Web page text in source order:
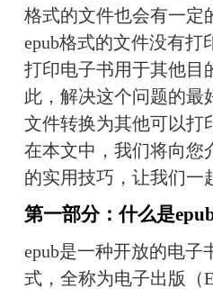
格式的文件也会有一定
epub格式的文件没有打
打印电子书用于其他目
此，解决这个问题的最
文件转换为其他可以打
在本文中，我们将向您
的实用技巧，让我们一
第一部分：什么是
epub是一种开放的电子
式，全称为电子出版（